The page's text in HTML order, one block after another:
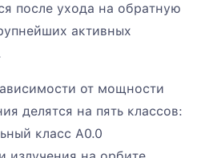
после ухода на обратную
активных
от мощности
делятся на пять классов:
класс A0.0